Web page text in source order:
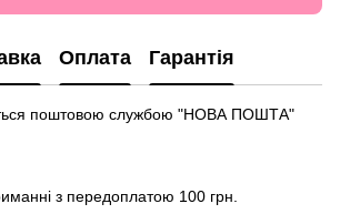
Оплата Гарантія
поштовою службою "НОВА ПОШТА"
з передоплатою 100 грн.